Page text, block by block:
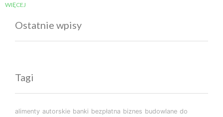
WIĘCEJ
Ostatnie wpisy
Tagi
alimenty autorskie banki bezpłatna biznes budowlane do